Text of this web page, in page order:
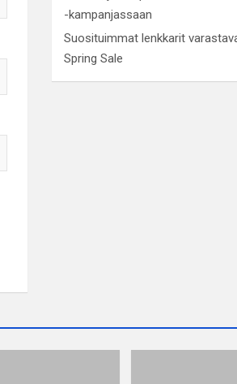
-kampanjassaan
Suosituimmat lenkkarit
Spring Sale